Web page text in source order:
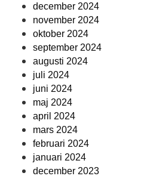
december 2024
november 2024
oktober 2024
september 2024
augusti 2024
juli 2024
juni 2024
maj 2024
april 2024
mars 2024
februari 2024
januari 2024
december 2023